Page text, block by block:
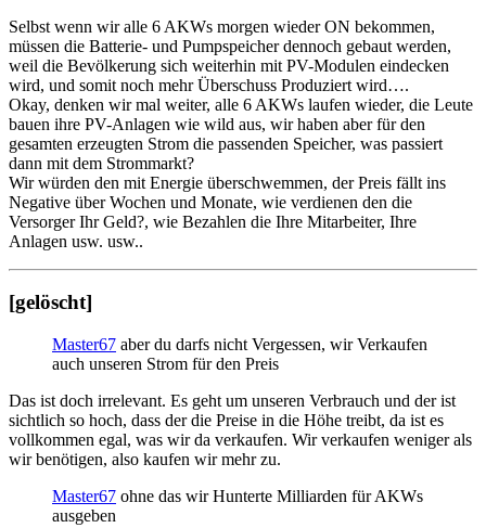
Selbst wenn wir alle 6 AKWs morgen wieder ON bekommen,
müssen die Batterie- und Pumpspeicher dennoch gebaut werden,
weil die Bevölkerung sich weiterhin mit PV-Modulen eindecken
wird, und somit noch mehr Überschuss Produziert wird….
Okay, denken wir mal weiter, alle 6 AKWs laufen wieder, die Leute
bauen ihre PV-Anlagen wie wild aus, wir haben aber für den
gesamten erzeugten Strom die passenden Speicher, was passiert
dann mit dem Strommarkt?
Wir würden den mit Energie überschwemmen, der Preis fällt ins
Negative über Wochen und Monate, wie verdienen den die
Versorger Ihr Geld?, wie Bezahlen die Ihre Mitarbeiter, Ihre
Anlagen usw. usw..
[gelöscht]
Master67 aber du darfs nicht Vergessen, wir Verkaufen
auch unseren Strom für den Preis
Das ist doch irrelevant. Es geht um unseren Verbrauch und der ist
sichtlich so hoch, dass der die Preise in die Höhe treibt, da ist es
vollkommen egal, was wir da verkaufen. Wir verkaufen weniger als
wir benötigen, also kaufen wir mehr zu.
Master67 ohne das wir Hunterte Milliarden für AKWs
ausgeben